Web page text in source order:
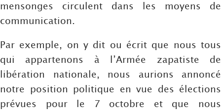
mensonges circulent dans les moyens de
communication.
Par exemple, on y dit ou écrit que nous tous
qui appartenons à l’Armée zapatiste de
libération nationale, nous aurions annoncé
notre position politique en vue des élections
prévues pour le 7 octobre et que nous